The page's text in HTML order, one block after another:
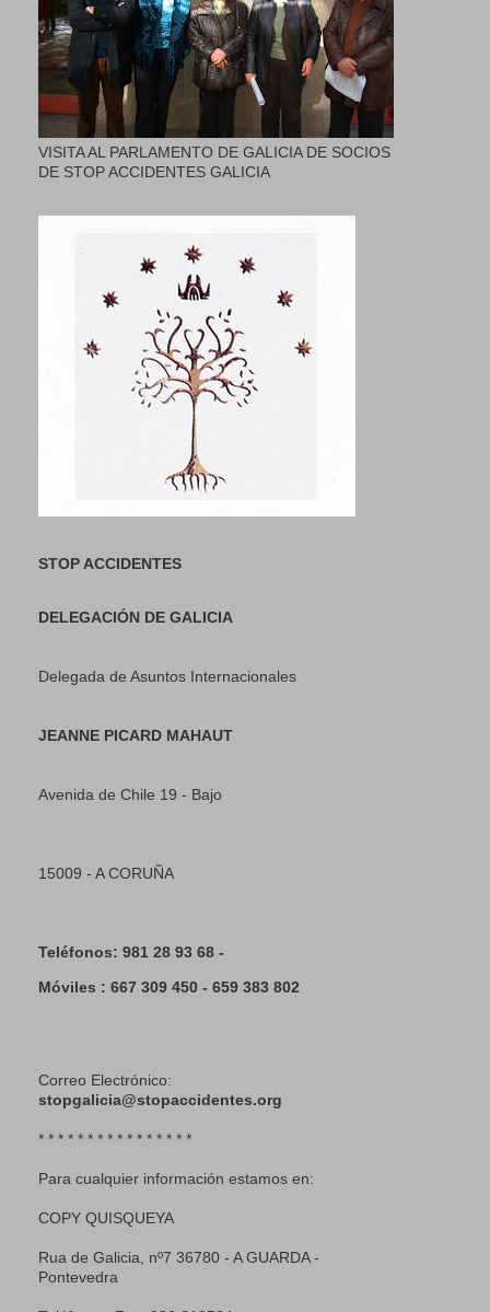
VISITA AL PARLAMENTO DE GALICIA DE SOCIOS
DE STOP ACCIDENTES GALICIA
STOP ACCIDENTES
DELEGACIÓN DE GALICIA
Delegada de Asuntos Internacionales
JEANNE PICARD MAHAUT
Avenida de Chile 19 - Bajo
15009 - A CORUÑA
Teléfonos: 981 28 93 68 -
Móviles : 667 309 450 - 659 383 802
Correo Electrónico:
stopgalicia@stopaccidentes.org
* * * * * * * * * * * * * * * *
Para cualquier información estamos en:
COPY QUISQUEYA
Rua de Galicia, nº7 36780 - A GUARDA -
Pontevedra